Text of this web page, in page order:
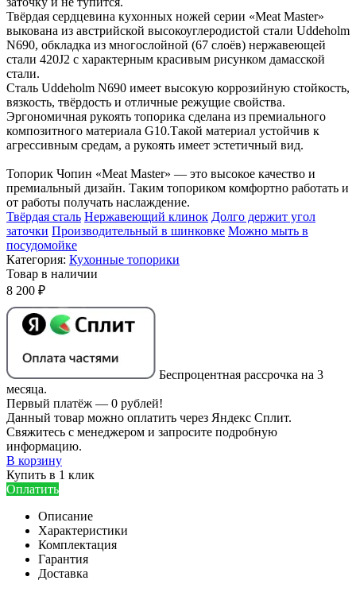
Твёрдая сердцевина кухонных ножей серии «Meat Master»
выкована из австрийской высокоуглеродистой стали Uddeholm
N690, обкладка из многослойной (67 слоёв) нержавеющей
стали 420J2 с характерным красивым рисунком дамасской
стали.
Сталь Uddeholm N690 имеет высокую коррозийную стойкость,
вязкость, твёрдость и отличные режущие свойства.
Эргономичная рукоять топорика сделана из премиального
композитного материала G10.Такой материал устойчив к
агрессивным средам, а рукоять имеет эстетичный вид.
Топорик Чопин «Meat Master» — это высокое качество и
премиальный дизайн. Таким топориком комфортно работать и
от работы получать наслаждение.
Твёрдая сталь Нержавеющий клинок Долго держит угол
заточки Производительный в шинковке Можно мыть в
посудомойке
Категория: Кухонные топорики
Товар в наличии
8 200 ₽
Беспроцентная рассрочка на 3
месяца.
Первый платёж — 0 рублей!
Данный товар можно оплатить через Яндекс Сплит.
Свяжитесь с менеджером и запросите подробную
информацию.
В корзину
Купить в 1 клик
Оплатить
Описание
Характеристики
Комплектация
Гарантия
Доставка